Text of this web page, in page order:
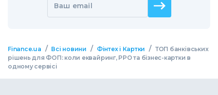
Ваш email
Finance.ua / Всі новини / Фінтех і Картки / ТОП банківських
рішень для ФОП: коли еквайринг, РРО та бізнес-картки в
одному сервісі